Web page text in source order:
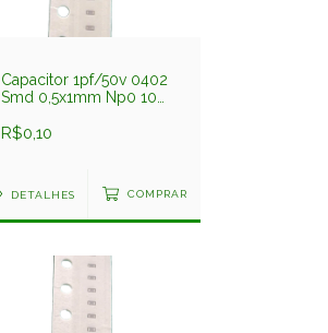
Capacitor 1pf/50v 0402
Smd 0,5x1mm Np0 10%
R$0,10
DETALHES COMPRAR